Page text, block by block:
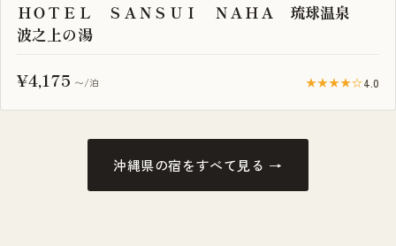
ＨＯＴＥＬ ＳＡＮＳＵＩ ＮＡＨＡ 琉球温泉
波之上の湯
¥4,175 〜/泊 ★★★★☆4.0
沖縄県の宿をすべて見る →